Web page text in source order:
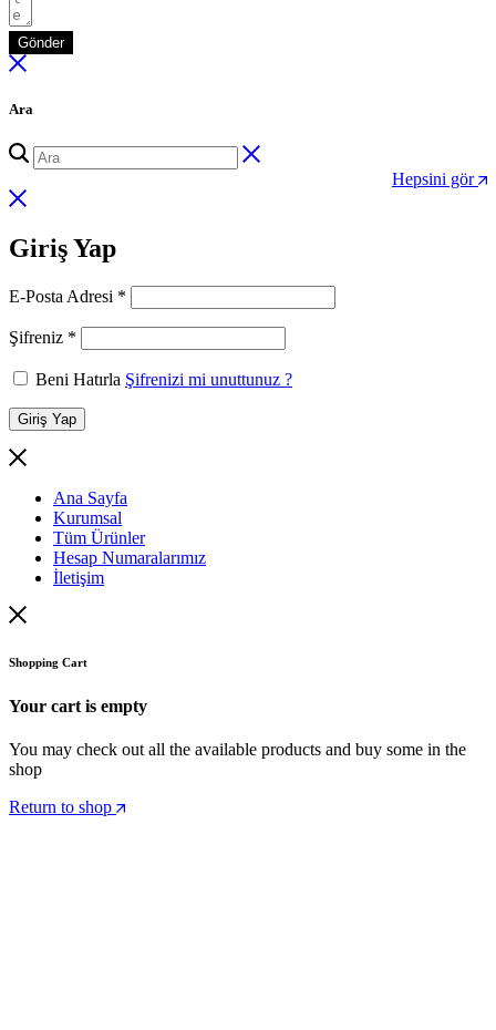
Gönder
Ara
Hepsini gör
Giriş Yap
E-Posta Adresi *
Şifreniz *
Beni Hatırla Şifrenizi mi unuttunuz ?
Giriş Yap
Ana Sayfa
Kurumsal
Tüm Ürünler
Hesap Numaralarımız
İletişim
Shopping Cart
Your cart is empty
You may check out all the available products and buy some in the
shop
Return to shop